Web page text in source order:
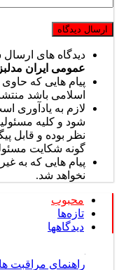
دیدگاه های
عمومی ایران مدلبز
پیام هایی که
اسلامی باشد
لازم به
شود و کلیه
نظر بوده و قابل
گونه شکایت
پیام هایی که به
نخواهد شد.
محبوب
تازه‌ها
دیدگاهها
راهنمای مراقبت